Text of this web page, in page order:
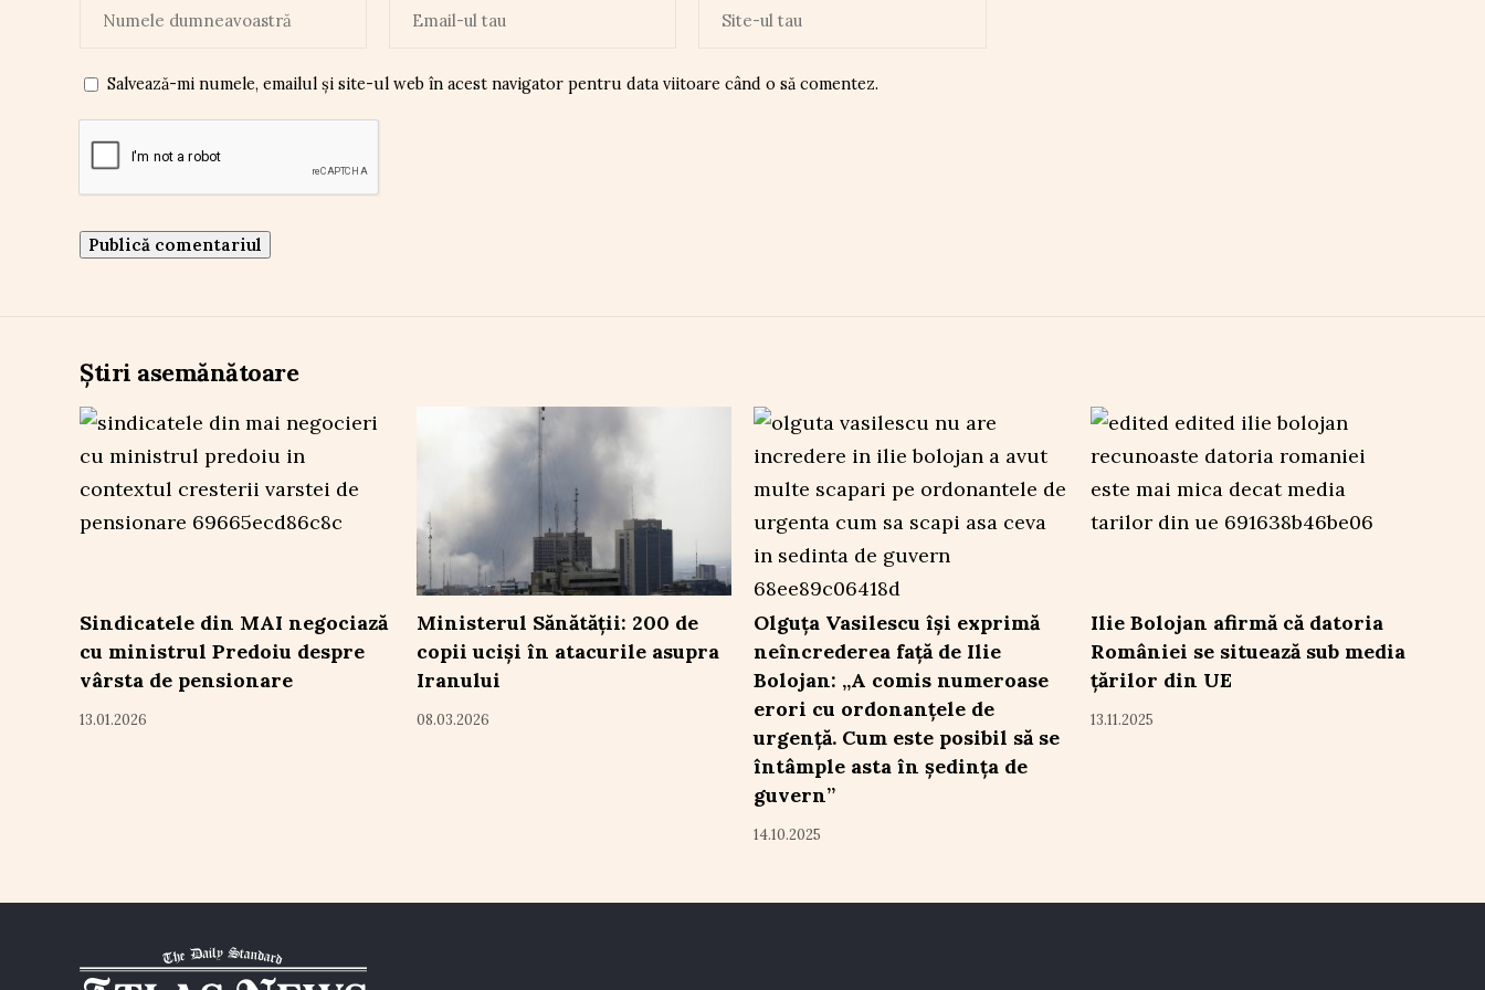
Salvează-mi numele, emailul și site-ul web în acest navigator pentru data viitoare când o să comentez.
Știri asemănătoare
Sindicatele din MAI negociază
cu ministrul Predoiu despre
vârsta de pensionare
13.01.2026
Ministerul Sănătății: 200 de
copii uciși în atacurile asupra
Iranului
08.03.2026
Olguța Vasilescu își exprimă
neîncrederea față de Ilie
Bolojan: „A comis numeroase
erori cu ordonanțele de
urgență. Cum este posibil să se
întâmple asta în ședința de
guvern”
14.10.2025
Ilie Bolojan afirmă că datoria
României se situează sub media
țărilor din UE
13.11.2025